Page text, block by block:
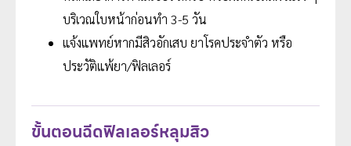
บริเวณใบหน้าก่อนทำ 3-5 วัน
แจ้งแพทย์หากมีสิวอักเสบ ยาโรคประจำตัว หรือ
ประวัติแพ้ยา/ฟิลเลอร์
ขั้นตอนฉีดฟิลเลอร์หลุมสิว